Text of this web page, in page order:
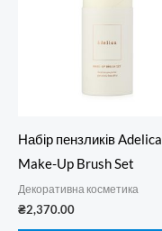
Набір пензликів Adelica
Make-Up Brush Set
Декоративна косметика
₴2,370.00